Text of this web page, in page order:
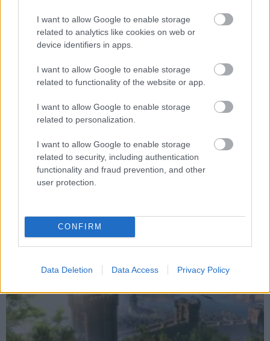
I want to allow Google to enable storage
related to analytics like cookies on web or
device identifiers in apps.
I want to allow Google to enable storage
related to functionality of the website or app.
I want to allow Google to enable storage
related to personalization.
I want to allow Google to enable storage
related to security, including authentication
functionality and fraud prevention, and other
user protection.
CONFIRM
Data Deletion Data Access Privacy Policy
Goblinokkal bowlingoznak a Baldur's Gate 3 játékosai
| 2023.10.03 14:05
Mint kiderült, a Forgotten Realms lesajnált teremtményei